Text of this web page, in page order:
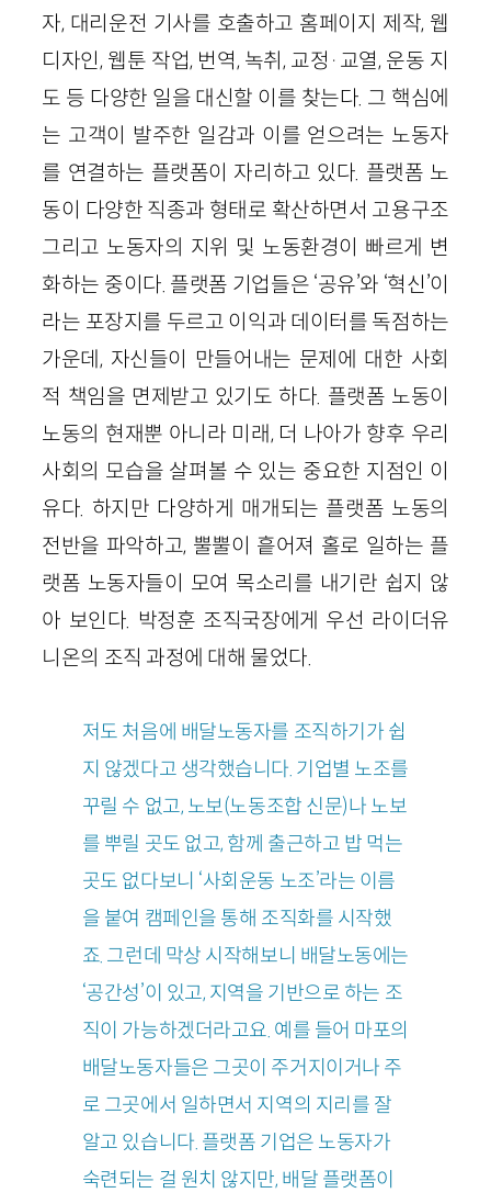
자, 대리운전 기사를 호출하고 홈페이지 제작, 웹
디자인, 웹툰 작업, 번역, 녹취, 교정·교열, 운동 지
도 등 다양한 일을 대신할 이를 찾는다. 그 핵심에
는 고객이 발주한 일감과 이를 얻으려는 노동자
를 연결하는 플랫폼이 자리하고 있다. 플랫폼 노
동이 다양한 직종과 형태로 확산하면서 고용구조
그리고 노동자의 지위 및 노동환경이 빠르게 변
화하는 중이다. 플랫폼 기업들은 ‘공유’와 ‘혁신’이
라는 포장지를 두르고 이익과 데이터를 독점하는
가운데, 자신들이 만들어내는 문제에 대한 사회
적 책임을 면제받고 있기도 하다. 플랫폼 노동이
노동의 현재뿐 아니라 미래, 더 나아가 향후 우리
사회의 모습을 살펴볼 수 있는 중요한 지점인 이
유다. 하지만 다양하게 매개되는 플랫폼 노동의
전반을 파악하고, 뿔뿔이 흩어져 홀로 일하는 플
랫폼 노동자들이 모여 목소리를 내기란 쉽지 않
아 보인다. 박정훈 조직국장에게 우선 라이더유
니온의 조직 과정에 대해 물었다.
저도 처음에 배달노동자를 조직하기가 쉽
지 않겠다고 생각했습니다. 기업별 노조를
꾸릴 수 없고, 노보(노동조합 신문)나 노보
를 뿌릴 곳도 없고, 함께 출근하고 밥 먹는
곳도 없다보니 ‘사회운동 노조’라는 이름
을 붙여 캠페인을 통해 조직화를 시작했
죠. 그런데 막상 시작해보니 배달노동에는
‘공간성’이 있고, 지역을 기반으로 하는 조
직이 가능하겠더라고요. 예를 들어 마포의
배달노동자들은 그곳이 주거지이거나 주
로 그곳에서 일하면서 지역의 지리를 잘
알고 있습니다. 플랫폼 기업은 노동자가
숙련되는 걸 원치 않지만, 배달 플랫폼이